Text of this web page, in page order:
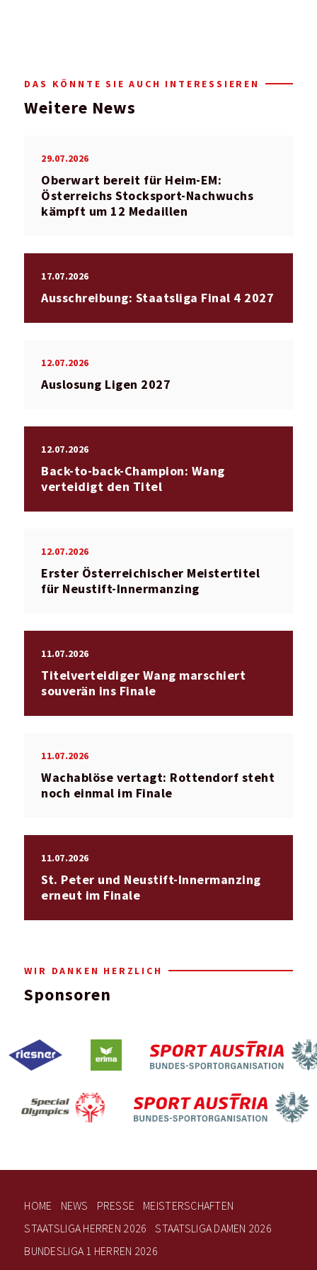
DAS KÖNNTE SIE AUCH INTERESSIEREN
Weitere News
29.07.2026
Oberwart bereit für Heim-EM:
Österreichs Stocksport-Nachwuchs
kämpft um 12 Medaillen
17.07.2026
Ausschreibung: Staatsliga Final 4 2027
12.07.2026
Auslosung Ligen 2027
12.07.2026
Back-to-back-Champion: Wang
verteidigt den Titel
12.07.2026
Erster Österreichischer Meistertitel
für Neustift-Innermanzing
11.07.2026
Titelverteidiger Wang marschiert
souverän ins Finale
11.07.2026
Wachablöse vertagt: Rottendorf steht
noch einmal im Finale
11.07.2026
St. Peter und Neustift-Innermanzing
erneut im Finale
WIR DANKEN HERZLICH
Sponsoren
HOME NEWS PRESSE
MEISTERSCHAFTEN
STAATSLIGA HERREN 2026
STAATSLIGA DAMEN 2026
BUNDESLIGA 1 HERREN 2026